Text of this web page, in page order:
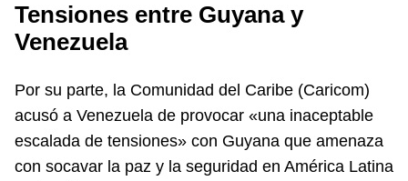
Tensiones entre Guyana y
Venezuela
Por su parte, la Comunidad del Caribe (Caricom)
acusó a Venezuela de provocar «una inaceptable
escalada de tensiones» con Guyana que amenaza
con socavar la paz y la seguridad en América Latina